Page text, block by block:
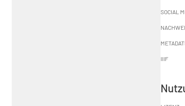
SOCIAL
IIIF